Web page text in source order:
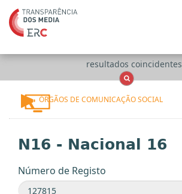
resultados coincidentes
ÓRGÃOS DE COMUNICAÇÃO SOCIAL
N16 - Nacional 16
Número de Registo